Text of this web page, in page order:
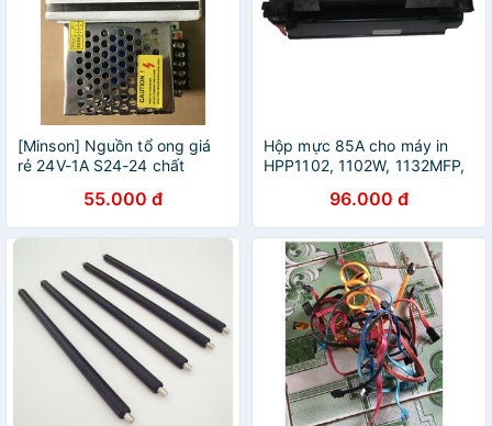
[Minson] Nguồn tổ ong giá
rẻ 24V-1A S24-24 chất
55.000 đ
Hộp mực 85A cho máy in
HPP1102, 1102W, 1132MFP,
96.000 đ